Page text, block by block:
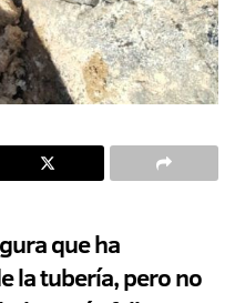
que ha
la tubería, pero no